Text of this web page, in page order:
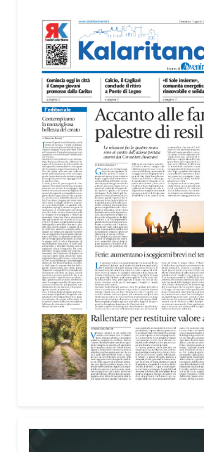
rapporto tra Cagliari e il mare – ha
Biancacci –. Anche se la
quest’anno è stata assegnata a
questo percorso rappresenta
occasione di crescita. Cagliari ha
caratteristiche per riproporsi in
delle città sul mare più belle
Il cuore della mostra è il rapporto
luce, elementi che attraversano
esposte e che trovano nella sede
particolare valorizzazione. Le
spazio culturale restituiscono
naturale capace di entrare in
delle opere.
La mostra sarà visitabile alla MEM
agosto, negli orari di apertura
lunedì al venerdì dalle 9 alle 19 e il
alle 13.
Condividi: